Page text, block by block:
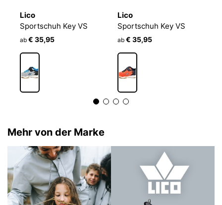
Lico
Sportschuh Key VS
ab € 35,95
Lico
Sportschuh Key VS
ab € 35,95
Mehr von der Marke